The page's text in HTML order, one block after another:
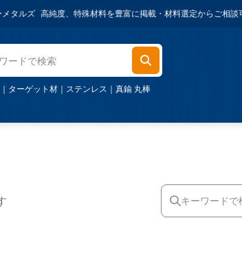
高純度、特殊材料を豊富に掲載・材料選定からご相談可能・
｜ ターゲット材 ｜ ステンレス ｜ 真鍮 丸棒